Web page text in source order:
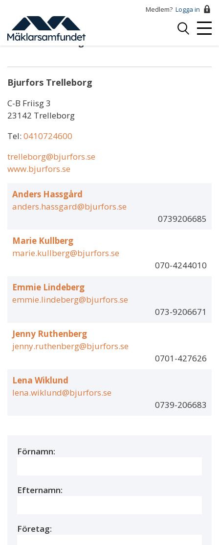
huvudinnehåll
Medlem? Logga in
Logga
Emmie Lindeberg
Bjurfors Trelleborg
C-B Friisg 3
23142 Trelleborg
Tel: 0410724600
trelleborg@bjurfors.se
www.bjurfors.se
Anders Hassgård
anders.hassgard@bjurfors.se
0739206685
Marie Kullberg
marie.kullberg@bjurfors.se
070-4244010
Emmie Lindeberg
emmie.lindeberg@bjurfors.se
073-9206671
Jenny Ruthenberg
jenny.ruthenberg@bjurfors.se
0701-427626
Lena Wiklund
lena.wiklund@bjurfors.se
0739-206683
Förnamn:
Efternamn:
Företag: